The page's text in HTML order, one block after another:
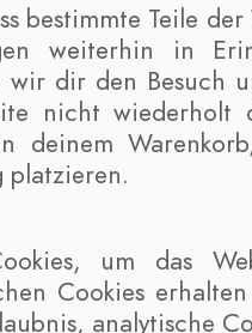
bestimmte Teile
weiterhin in
dir den Besuch
nicht wiederholt
deinem
platzieren.
um das
Cookies
analytische